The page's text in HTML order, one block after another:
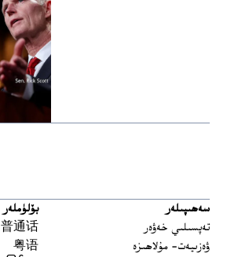
سەھىپىلەر
تەپسىلىي خەۋەر
ۋەزىيەت- مۇلاھىزە
بۆلۈملەر
普通话
粤语